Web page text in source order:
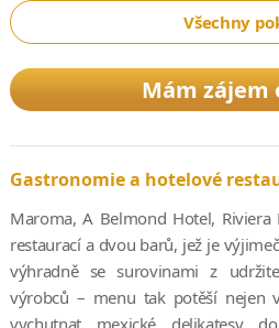
Všechny
Mám zájem
Gastronomie a hotelové
Maroma, A Belmond Hotel,
restaurací a dvou barů, jež je
výhradně se surovinami z
výrobců – menu tak potěší nejen
vychutnat mexické delikatesy